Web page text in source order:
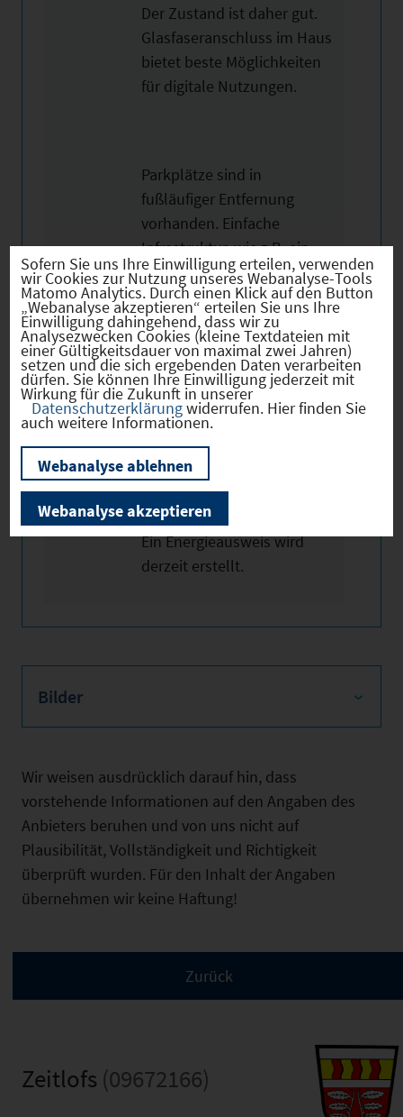
Der Zustand ist daher gut.
Glasfaseranschluss im Haus
bietet beste Möglichkeiten
für digitale Nutzungen.
Parkplätze sind in
fußläufiger Entfernung
vorhanden. Einfache
Infrastruktur, wie z.B. ein
Bäcker mit Postagentur, ist
in unmittelbarer Nähe
vorhanden.
Preis auf Anfrage.
Heizung: Öl
Ein Energieausweis wird
derzeit erstellt.
Bilder
Wir weisen ausdrücklich darauf hin, dass
vorstehende Informationen auf den Angaben des
Anbieters beruhen und von uns nicht auf
Plausibilität, Vollständigkeit und Richtigkeit
überprüft wurden. Für den Inhalt der Angaben
übernehmen wir keine Haftung!
Zeitlofs (09672166)
Sofern Sie uns Ihre Einwilligung erteilen, verwenden
wir Cookies zur Nutzung unseres Webanalyse-Tools
Matomo Analytics. Durch einen Klick auf den Button
„Webanalyse akzeptieren“ erteilen Sie uns Ihre
Einwilligung dahingehend, dass wir zu
Analysezwecken Cookies (kleine Textdateien mit
einer Gültigkeitsdauer von maximal zwei Jahren)
setzen und die sich ergebenden Daten verarbeiten
dürfen. Sie können Ihre Einwilligung jederzeit mit
Wirkung für die Zukunft in unserer
Datenschutzerklärungwiderrufen. Hier finden Sie
auch weitere Informationen.
Webanalyse ablehnen
Webanalyse akzeptieren